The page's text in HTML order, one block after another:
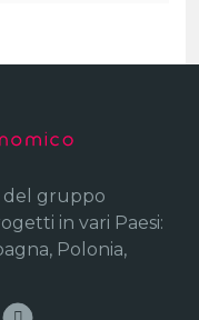
del gruppo
in vari Paesi:
Polonia,